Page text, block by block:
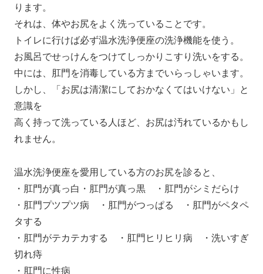
ります。
それは、体やお尻をよく洗っていることです。
トイレに行けば必ず温水洗浄便座の洗浄機能を使う。
お風呂でせっけんをつけてしっかりこすり洗いをする。
中には、肛門を消毒している方までいらっしゃいます。
しかし、「お尻は清潔にしておかなくてはいけない」と
意識を
高く持って洗っている人ほど、お尻は汚れているかもし
れません。
温水洗浄便座を愛用している方のお尻を診ると、
・肛門が真っ白・肛門が真っ黒 ・肛門がシミだらけ
・肛門プツプツ病 ・肛門がつっぱる ・肛門がペタペ
タする
・肛門がテカテカする ・肛門ヒリヒリ病 ・洗いすぎ
切れ痔
・肛門に性病